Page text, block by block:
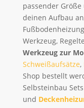
passender
deinen Aufbau
Werkzeug,
Werkzeug zur
Schweißaufsätze,
Shop bestellt
Selbsteinbau
und